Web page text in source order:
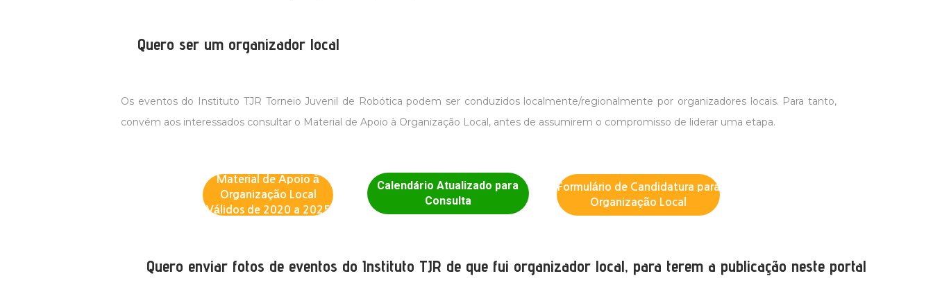
Quero ser um organizador local
Os eventos do Instituto TJR Torneio Juvenil de Robótica podem ser conduzidos localmente/regionalmente por organizadores locais. Para tanto,
convém aos interessados consultar o Material de Apoio à Organização Local, antes de assumirem o compromisso de liderar uma etapa.
Formulário de Candidatura para
Organização Local
Quero enviar fotos de eventos do Instituto TJR de que fui organizador local, para terem a publicação neste portal
Material de Apoio à
Organização Local
Válidos de 2020 a 2025
Calendário Atualizado para
Consulta